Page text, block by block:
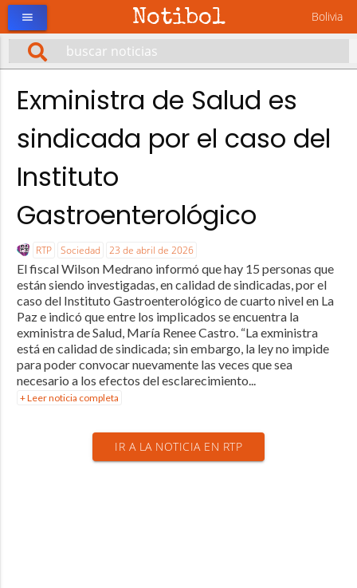
Notibol Bolivia
menu
Exministra de Salud es
sindicada por el caso del
Instituto
Gastroenterológico
RTP Sociedad 23 de abril de 2026
El fiscal Wilson Medrano informó que hay 15 personas que
están siendo investigadas, en calidad de sindicadas, por el
caso del Instituto Gastroenterológico de cuarto nivel en La
Paz e indicó que entre los implicados se encuentra la
exministra de Salud, María Renee Castro. “La exministra
está en calidad de sindicada; sin embargo, la ley no impide
para poder convocar nuevamente las veces que sea
necesario a los efectos del esclarecimiento...
+ Leer noticia completa
IR A LA NOTICIA EN RTP